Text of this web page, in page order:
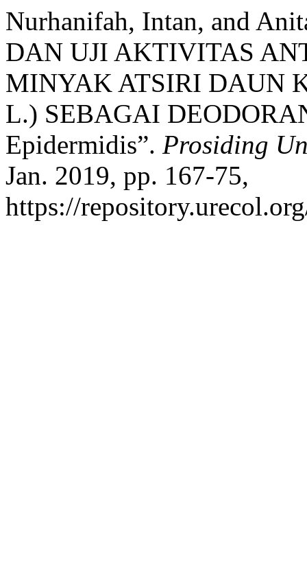
Nurhanifah, Intan, and
DAN UJI AKTIVITAS
MINYAK ATSIRI DAUN
L.) SEBAGAI
Epidermidis”. Prosiding
Jan. 2019, pp. 167-75,
https://